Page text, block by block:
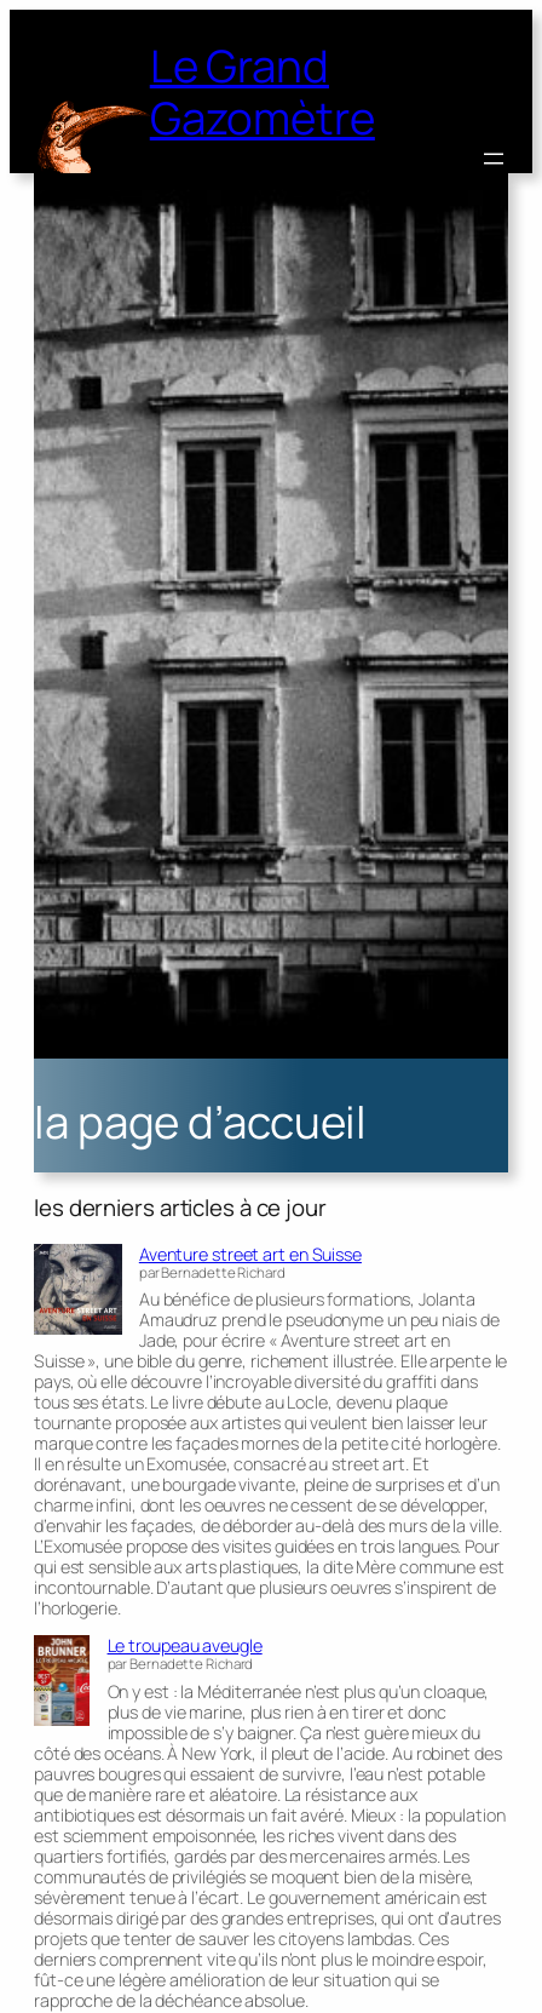
Le Grand
Gazomètre
la page d’accueil
les derniers articles à ce jour
Aventure street art en Suisse
par Bernadette Richard
Au bénéfice de plusieurs formations, Jolanta
Amaudruz prend le pseudonyme un peu niais de
Jade, pour écrire « Aventure street art en
Suisse », une bible du genre, richement illustrée. Elle arpente le
pays, où elle découvre l’incroyable diversité du graffiti dans
tous ses états. Le livre débute au Locle, devenu plaque
tournante proposée aux artistes qui veulent bien laisser leur
marque contre les façades mornes de la petite cité horlogère.
Il en résulte un Exomusée, consacré au street art. Et
dorénavant, une bourgade vivante, pleine de surprises et d’un
charme infini, dont les oeuvres ne cessent de se développer,
d’envahir les façades, de déborder au-delà des murs de la ville.
L’Exomusée propose des visites guidées en trois langues. Pour
qui est sensible aux arts plastiques, la dite Mère commune est
incontournable. D’autant que plusieurs oeuvres s’inspirent de
l’horlogerie.
Le troupeau aveugle
par Bernadette Richard
On y est : la Méditerranée n’est plus qu’un cloaque,
plus de vie marine, plus rien à en tirer et donc
impossible de s’y baigner. Ça n’est guère mieux du
côté des océans. À New York, il pleut de l’acide. Au robinet des
pauvres bougres qui essaient de survivre, l’eau n’est potable
que de manière rare et aléatoire. La résistance aux
antibiotiques est désormais un fait avéré. Mieux : la population
est sciemment empoisonnée, les riches vivent dans des
quartiers fortifiés, gardés par des mercenaires armés. Les
communautés de privilégiés se moquent bien de la misère,
sévèrement tenue à l’écart. Le gouvernement américain est
désormais dirigé par des grandes entreprises, qui ont d’autres
projets que tenter de sauver les citoyens lambdas. Ces
derniers comprennent vite qu’ils n’ont plus le moindre espoir,
fût-ce une légère amélioration de leur situation qui se
rapproche de la déchéance absolue.